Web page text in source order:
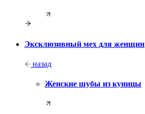
Эксклюзивный мех для женщин
назад
Женские шубы из куницы